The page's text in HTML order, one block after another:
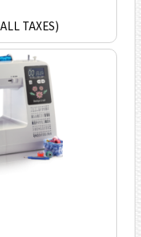
TAXES)